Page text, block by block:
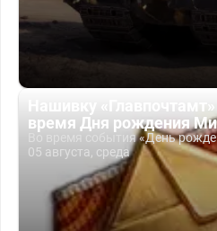
Нашивку
время Дня рождения
Во время события «День
05 августа, среда